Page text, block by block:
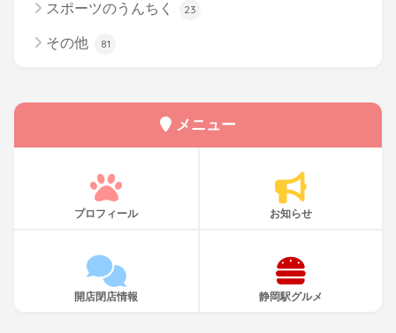
スポーツのうんちく 23
その他 81
メニュー
プロフィール お知らせ
開店閉店情報 静岡駅グルメ